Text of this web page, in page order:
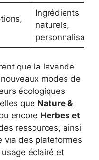
Ingrédients
naturels,
personnalisation
que la lavande
modes de
écologiques
que Nature &
encore Herbes et
ressources, ainsi
via des plateformes
éclairé et